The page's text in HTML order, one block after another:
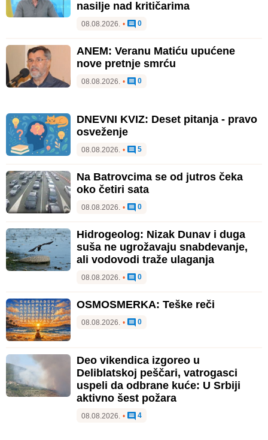
nasilje nad kritičarima
08.08.2026. • 0
ANEM: Veranu Matiću upućene
nove pretnje smrću
08.08.2026. • 0
DNEVNI KVIZ: Deset pitanja - pravo
osveženje
08.08.2026. • 5
Na Batrovcima se od jutros čeka
oko četiri sata
08.08.2026. • 0
Hidrogeolog: Nizak Dunav i duga
suša ne ugrožavaju snabdevanje,
ali vodovodi traže ulaganja
08.08.2026. • 0
OSMOSMERKA: Teške reči
08.08.2026. • 0
Deo vikendica izgoreo u
Deliblatskoj peščari, vatrogasci
uspeli da odbrane kuće: U Srbiji
aktivno šest požara
08.08.2026. • 4